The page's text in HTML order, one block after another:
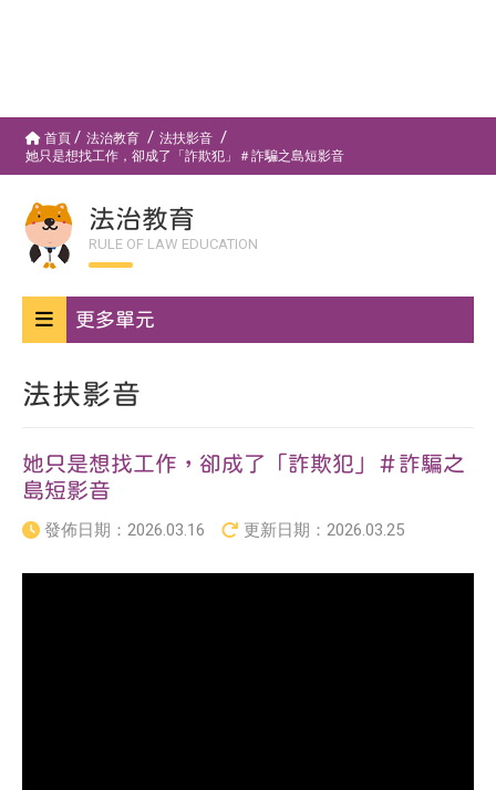
首頁 法治教育
法扶影音
她只是想找工作，卻成了「詐欺犯」＃詐騙之島短影音
法治教育
RULE OF LAW EDUCATION
更多單元
法扶影音
她只是想找工作，卻成了「詐欺犯」＃詐騙之
島短影音
發佈日期： 2026.03.16 更新日期： 2026.03.25